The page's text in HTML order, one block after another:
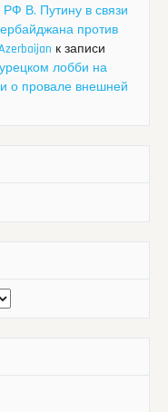
В. Путину в связи
против
к записи
лобби на
о провале внешней